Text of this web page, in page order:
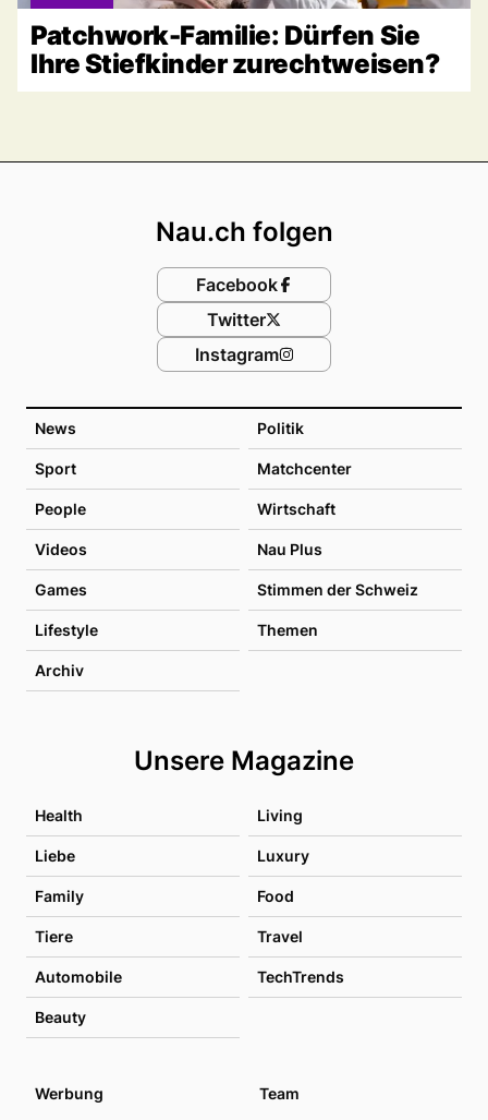
Patchwork-Familie: Dürfen Sie
Ihre Stiefkinder zurechtweisen?
News Politik
Sport Matchcenter
People Wirtschaft
Videos Nau Plus
Games Stimmen der Schweiz
Lifestyle Themen
Archiv
Unsere Magazine
Health Living
Liebe Luxury
Family Food
Tiere Travel
Automobile TechTrends
Beauty
Nau.ch folgen
Facebook
Twitter
Instagram
Werbung
Team